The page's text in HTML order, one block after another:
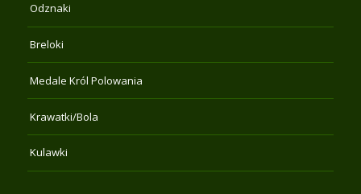
Odznaki
Breloki
Medale Król Polowania
Krawatki/Bola
Kulawki